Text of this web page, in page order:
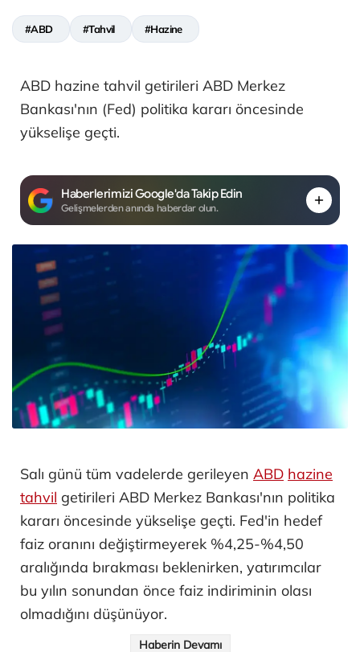
#ABD #Tahvil #Hazine
ABD hazine tahvil getirileri ABD Merkez
Bankası'nın (Fed) politika kararı öncesinde
yükselişe geçti.
Haberlerimizi Google'da Takip Edin
Gelişmelerden anında haberdar olun.
Salı günü tüm vadelerde gerileyen ABD hazine
tahvil getirileri ABD Merkez Bankası'nın politika
kararı öncesinde yükselişe geçti. Fed'in hedef
faiz oranını değiştirmeyerek %4,25-%4,50
aralığında bırakması beklenirken, yatırımcılar
bu yılın sonundan önce faiz indiriminin olası
olmadığını düşünüyor.
Haberin Devamı